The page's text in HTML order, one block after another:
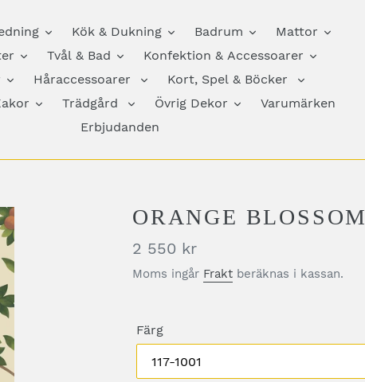
Kök & Dukning Badrum
Mattor
Tvål & Bad
Konfektion & Accessoarer
Håraccessoarer
Kort, Spel & Böcker
Trädgård Övrig Dekor
Varumärken
Erbjudanden
ORANGE BLOSSOM
Pris
2 550 kr
Moms ingår Frakt beräknas i kassan.
Färg